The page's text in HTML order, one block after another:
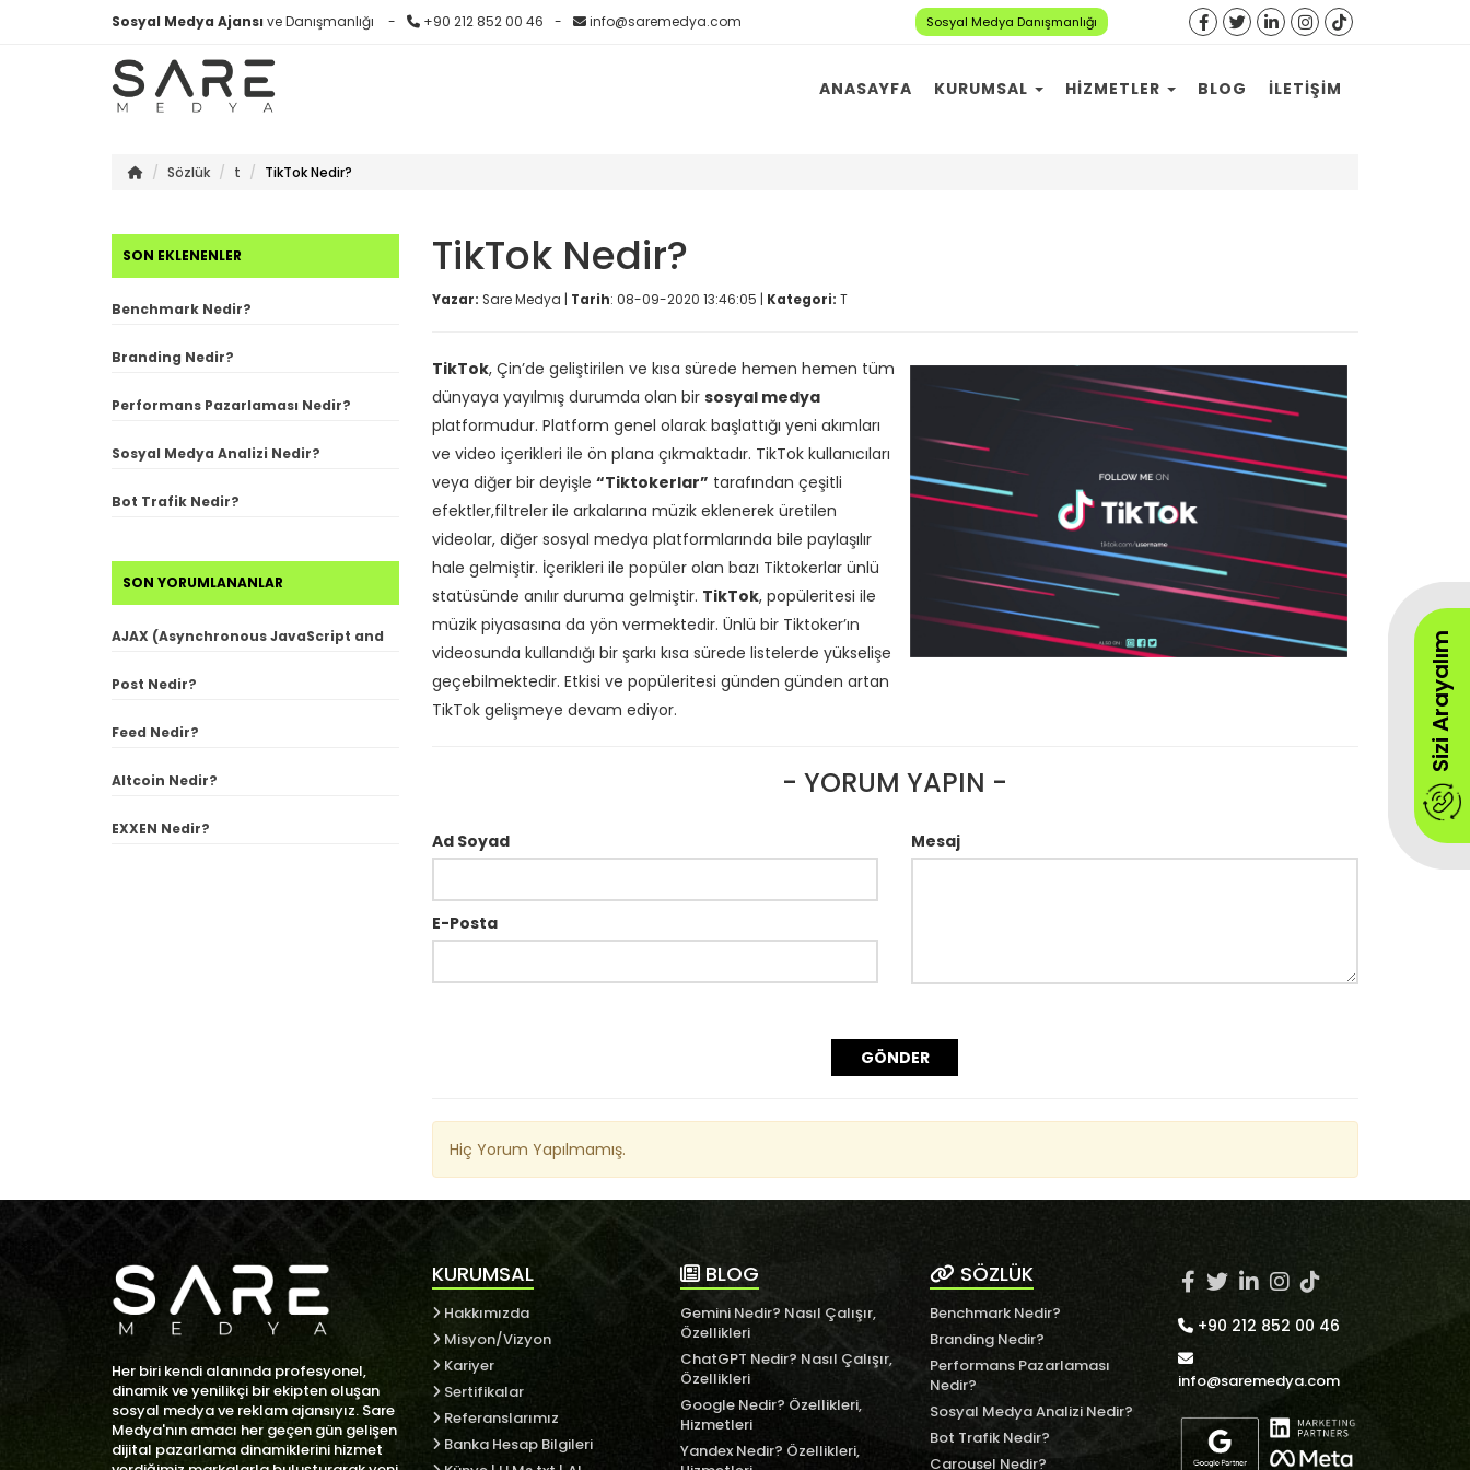
Sosyal Medya Ajansı ve Danışmanlığı +90 212 852 00 46 info@saremedya.com Sosyal Medya Danışmanlığı
ANASAYFA KURUMSAL HIZMETLER BLOG İLETIŞIM
Sözlük t TikTok Nedir?
SON EKLENENLER
Benchmark Nedir?
Branding Nedir?
Performans Pazarlaması Nedir?
Sosyal Medya Analizi Nedir?
Bot Trafik Nedir?
SON YORUMLANANLAR
AJAX (Asynchronous JavaScript and
XML) Nedir?
Post Nedir?
Feed Nedir?
Altcoin Nedir?
EXXEN Nedir?
TikTok Nedir?
Yazar: Sare Medya | Tarih: 08-09-2020 13:46:05 | Kategori: T
TikTok, Çin’de geliştirilen ve kısa sürede hemen hemen tüm
dünyaya yayılmış durumda olan bir sosyal medya
platformudur. Platform genel olarak başlattığı yeni akımları
ve video içerikleri ile ön plana çıkmaktadır. TikTok kullanıcıları
veya diğer bir deyişle “Tiktokerlar” tarafından çeşitli
efektler,filtreler ile arkalarına müzik eklenerek üretilen
videolar, diğer sosyal medya platformlarında bile paylaşılır
hale gelmiştir. İçerikleri ile popüler olan bazı Tiktokerlar ünlü
statüsünde anılır duruma gelmiştir. TikTok, popüleritesi ile
müzik piyasasına da yön vermektedir. Ünlü bir Tiktoker’ın
videosunda kullandığı bir şarkı kısa sürede listelerde yükselişe
geçebilmektedir. Etkisi ve popüleritesi günden günden artan
TikTok gelişmeye devam ediyor.
- YORUM YAPIN -
Ad Soyad
E-Posta
Mesaj
GÖNDER
Hiç Yorum Yapılmamış.
Her biri kendi alanında profesyonel,
dinamik ve yenilikçi bir ekipten oluşan
sosyal medya ve reklam ajansıyız. Sare
Medya'nın amacı her geçen gün gelişen
dijital pazarlama dinamiklerini hizmet
KURUMSAL
Hakkımızda
Misyon/Vizyon
Kariyer
Sertifikalar
Referanslarımız
Banka Hesap Bilgileri
BLOG
Gemini Nedir? Nasıl Çalışır,
Özellikleri
ChatGPT Nedir? Nasıl Çalışır,
Özellikleri
Google Nedir? Özellikleri,
Hizmetleri
Yandex Nedir? Özellikleri,
SÖZLÜK
Benchmark Nedir?
Branding Nedir?
Performans Pazarlaması
Nedir?
Sosyal Medya Analizi Nedir?
Bot Trafik Nedir?
Carousel Nedir?
+90 212 852 00 46
info@saremedya.com
Sizi Arayalım